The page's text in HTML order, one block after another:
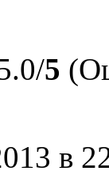
5
в